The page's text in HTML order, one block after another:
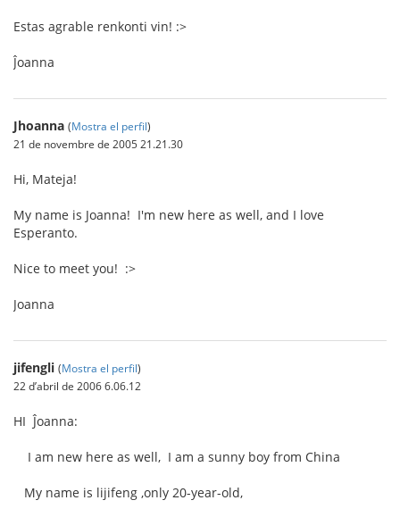
Estas agrable renkonti vin! :>
Ĵoanna
Jhoanna (Mostra el perfil)
21 de novembre de 2005 21.21.30
Hi, Mateja!
My name is Joanna! I'm new here as well, and I love
Esperanto.
Nice to meet you! :>
Joanna
jifengli (Mostra el perfil)
22 d’abril de 2006 6.06.12
HI Ĵoanna:
I am new here as well, I am a sunny boy from China
My name is lijifeng ,only 20-year-old,